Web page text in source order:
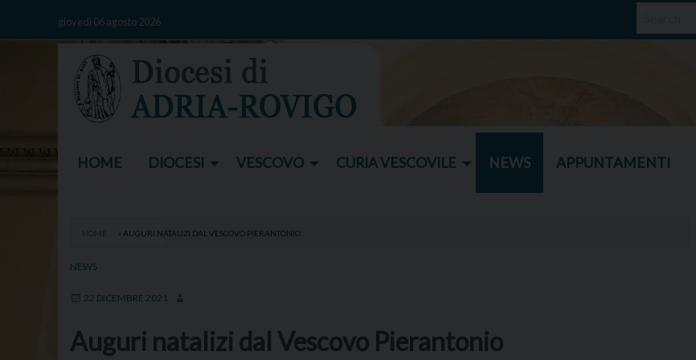
giovedì 06 agosto 2026
HOME DIOCESI VESCOVO CURIA VESCOVILE NEWS APPUNTAMENTI
HOME » AUGURI NATALIZI DAL VESCOVO PIERANTONIO
NEWS
22 DICEMBRE 2021
Auguri natalizi dal Vescovo Pierantonio